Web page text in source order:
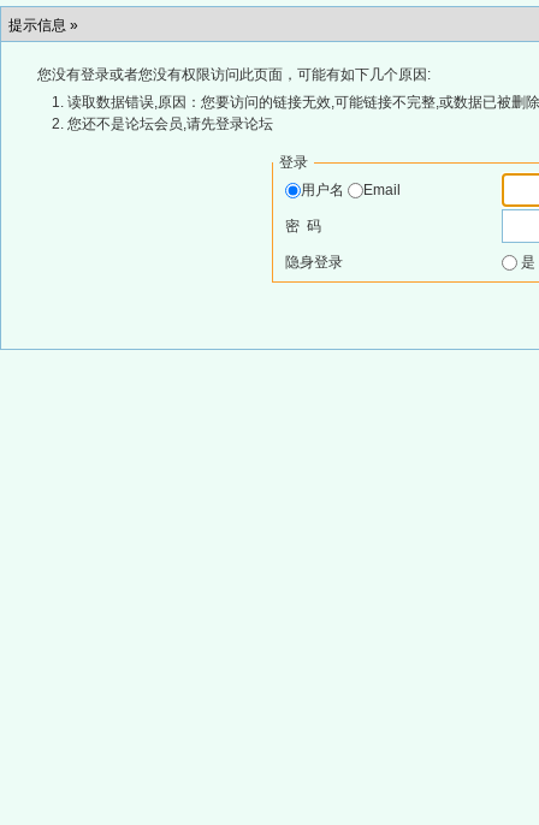
提示信息 »
您没有登录或者您没有权限访问此页面，可能有如下几个原因:
读取数据错误,原因：您要访问的链接无效,可能链接不完整,或数据已被删
您还不是论坛会员,请先登录论坛
登录
用户名
Email
密 码
隐身登录